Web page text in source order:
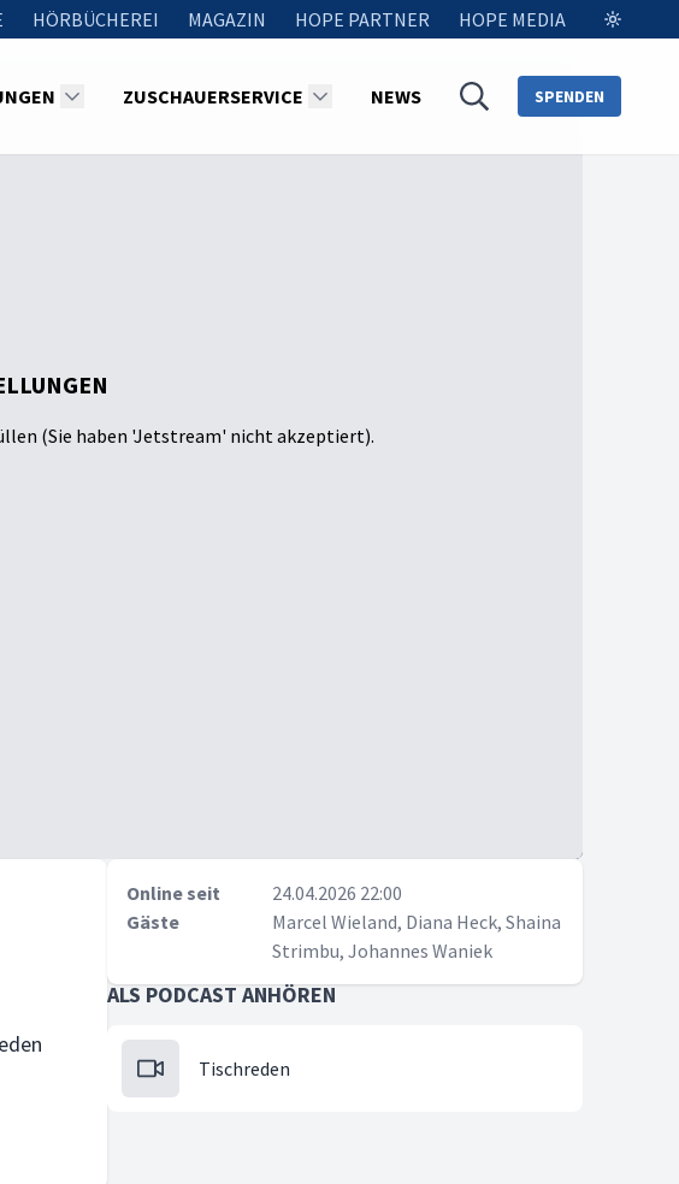
HÖRBÜCHEREI MAGAZIN HOPE PARTNER HOPE MEDIA
ZUSCHAUERSERVICE NEWS SPENDEN
(Sie haben 'Jetstream' nicht akzeptiert).
Online seit
24.04.2026 22:00
Gäste
Marcel Wieland, Diana Heck, Shaina
Strimbu, Johannes Waniek
ALS PODCAST ANHÖREN
Tischreden